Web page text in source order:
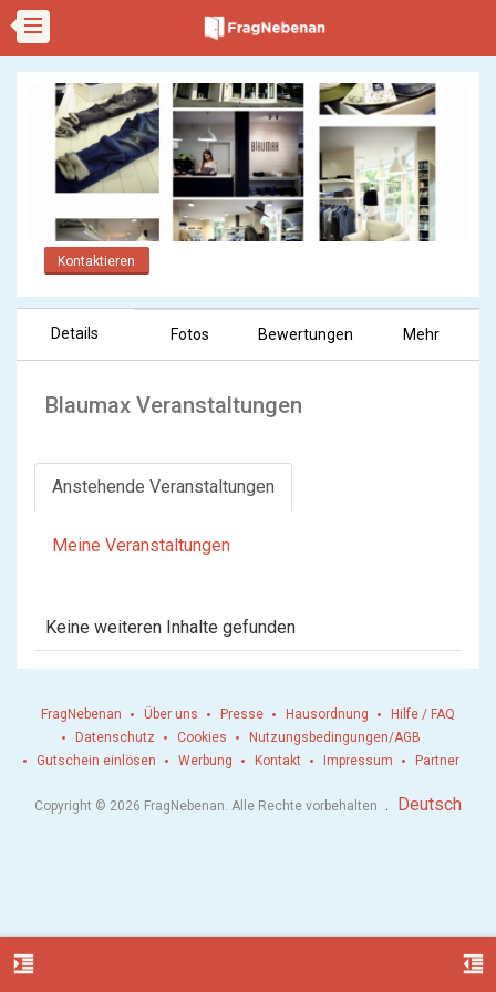
Kontaktieren
Details Fotos Bewertungen Mehr
Blaumax Veranstaltungen
Anstehende Veranstaltungen
Meine Veranstaltungen
Keine weiteren Inhalte gefunden
format_indent_increase format_indent_decrease
FragNebenan Über uns Presse Hausordnung
Hilfe / FAQ
Datenschutz
Cookies
Nutzungsbedingungen/AGB
Gutschein einlösen
Werbung Kontakt Impressum Partner
Copyright © 2026 FragNebenan. Alle Rechte vorbehalten . Deutsch